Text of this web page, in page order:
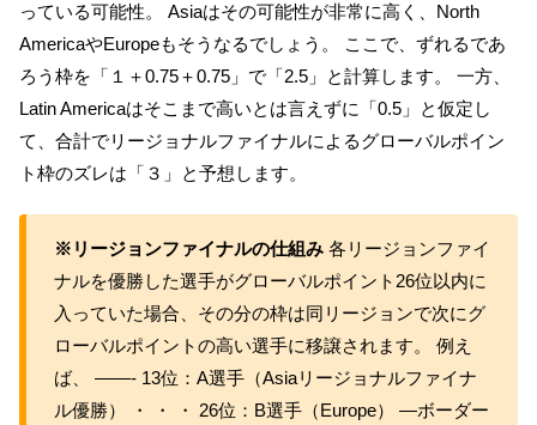
っている可能性。 Asiaはその可能性が非常に高く、North
AmericaやEuropeもそうなるでしょう。 ここで、ずれるであ
ろう枠を「１＋0.75＋0.75」で「2.5」と計算します。 一方、
Latin Americaはそこまで高いとは言えずに「0.5」と仮定し
て、合計でリージョナルファイナルによるグローバルポイン
ト枠のズレは「３」と予想します。
※リージョンファイナルの仕組み各リージョンファイ
ナルを優勝した選手がグローバルポイント26位以内に
入っていた場合、その分の枠は同リージョンで次にグ
ローバルポイントの高い選手に移譲されます。 例え
ば、 ——- 13位：A選手（Asiaリージョナルファイナ
ル優勝） ・ ・ ・ 26位：B選手（Europe） —ボーダー